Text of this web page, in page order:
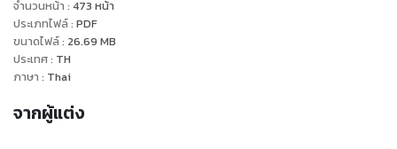
จนมาลงเอยที่ ‘พี่สิน’ รุ่นพี่คนสนิท ศิษย์เก่าร่วมสถาบัน
เจ้าของร้านเหล้าที่สองกับกลองทำงานพิเศษอยู่
ยิ่งได้ลอง สองก็ยิ่งไม่เข้าใจตัวเองว่าหึงพี่สินทำไม
จำนวนหน้า : 473 หน้า
ประเภทไฟล์: PDF
ขนาดไฟล์: 26.69 MB
ประเทศ: TH
ภาษา : Thai
จากผู้แต่ง